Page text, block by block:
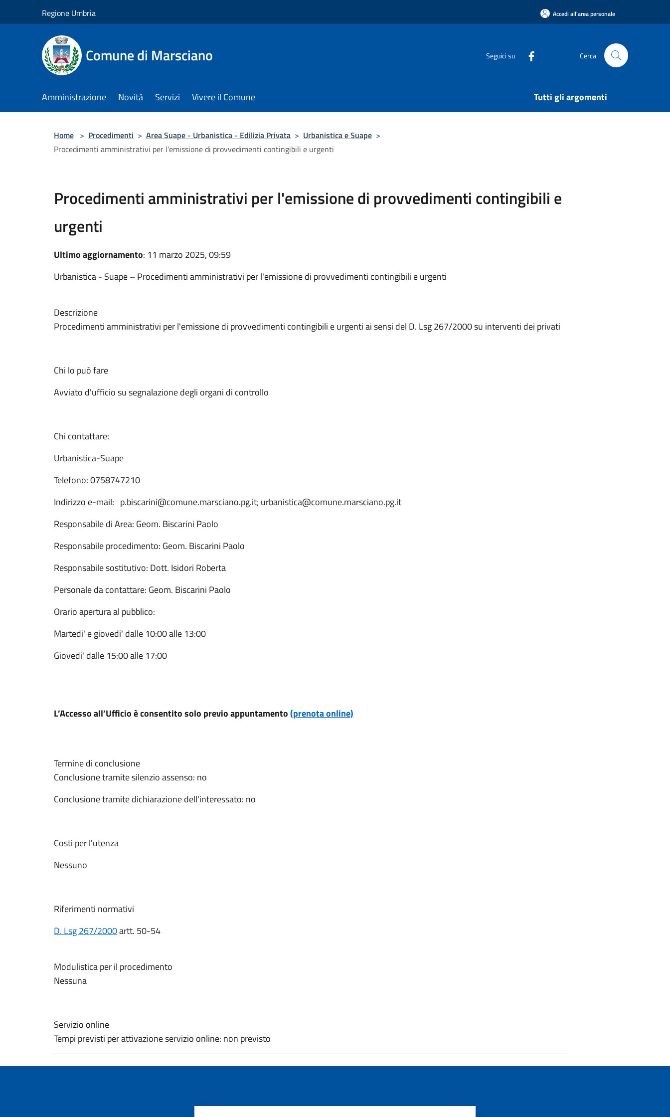
Regione Umbria Accedi all'area personale
Comune di Marsciano Seguici su Cerca
Amministrazione Novità Servizi Vivere il Comune Tutti gli argomenti
Home > Procedimenti > Area Suape - Urbanistica - Edilizia Privata > Urbanistica e Suape >
Procedimenti amministrativi per l'emissione di provvedimenti contingibili e urgenti
Procedimenti amministrativi per l'emissione di provvedimenti contingibili e
urgenti
Ultimo aggiornamento: 11 marzo 2025, 09:59
Urbanistica - Suape – Procedimenti amministrativi per l'emissione di provvedimenti contingibili e urgenti
Descrizione
Procedimenti amministrativi per l'emissione di provvedimenti contingibili e urgenti ai sensi del D. Lsg 267/2000 su interventi dei privati
Chi lo può fare
Avviato d'ufficio su segnalazione degli organi di controllo
Chi contattare:
Urbanistica-Suape
Telefono: 0758747210
Indirizzo e-mail: p.biscarini@comune.marsciano.pg.it; urbanistica@comune.marsciano.pg.it
Responsabile di Area: Geom. Biscarini Paolo
Responsabile procedimento: Geom. Biscarini Paolo
Responsabile sostitutivo: Dott. Isidori Roberta
Personale da contattare: Geom. Biscarini Paolo
Orario apertura al pubblico:
Martedi' e giovedi' dalle 10:00 alle 13:00
Giovedi' dalle 15:00 alle 17:00
L’Accesso all’Ufficio è consentito solo previo appuntamento(prenota online)
Termine di conclusione
Conclusione tramite silenzio assenso: no
Conclusione tramite dichiarazione dell'interessato: no
Costi per l'utenza
Nessuno
Riferimenti normativi
D. Lsg 267/2000artt. 50-54
Modulistica per il procedimento
Nessuna
Servizio online
Tempi previsti per attivazione servizio online: non previsto